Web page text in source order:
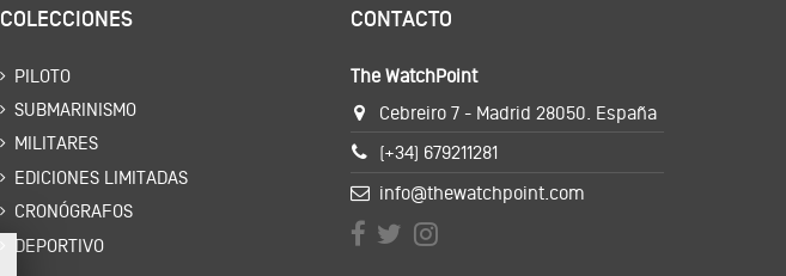
COLECCIONES
PILOTO
SUBMARINISMO
MILITARES
EDICIONES LIMITADAS
CRONÓGRAFOS
DEPORTIVO
CONTACTO
The WatchPoint
Cebreiro 7 - Madrid 28050. España
(+34) 679211281
info@thewatchpoint.com